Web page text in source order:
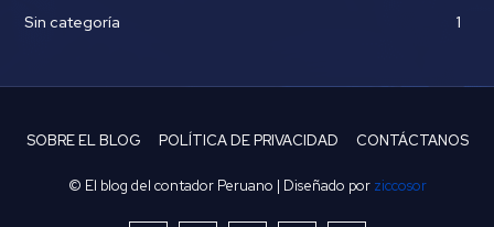
Sin categoría
1
SOBRE EL BLOG POLÍTICA DE PRIVACIDAD CONTÁCTANOS
© El blog del contador Peruano | Diseñado por ziccosor